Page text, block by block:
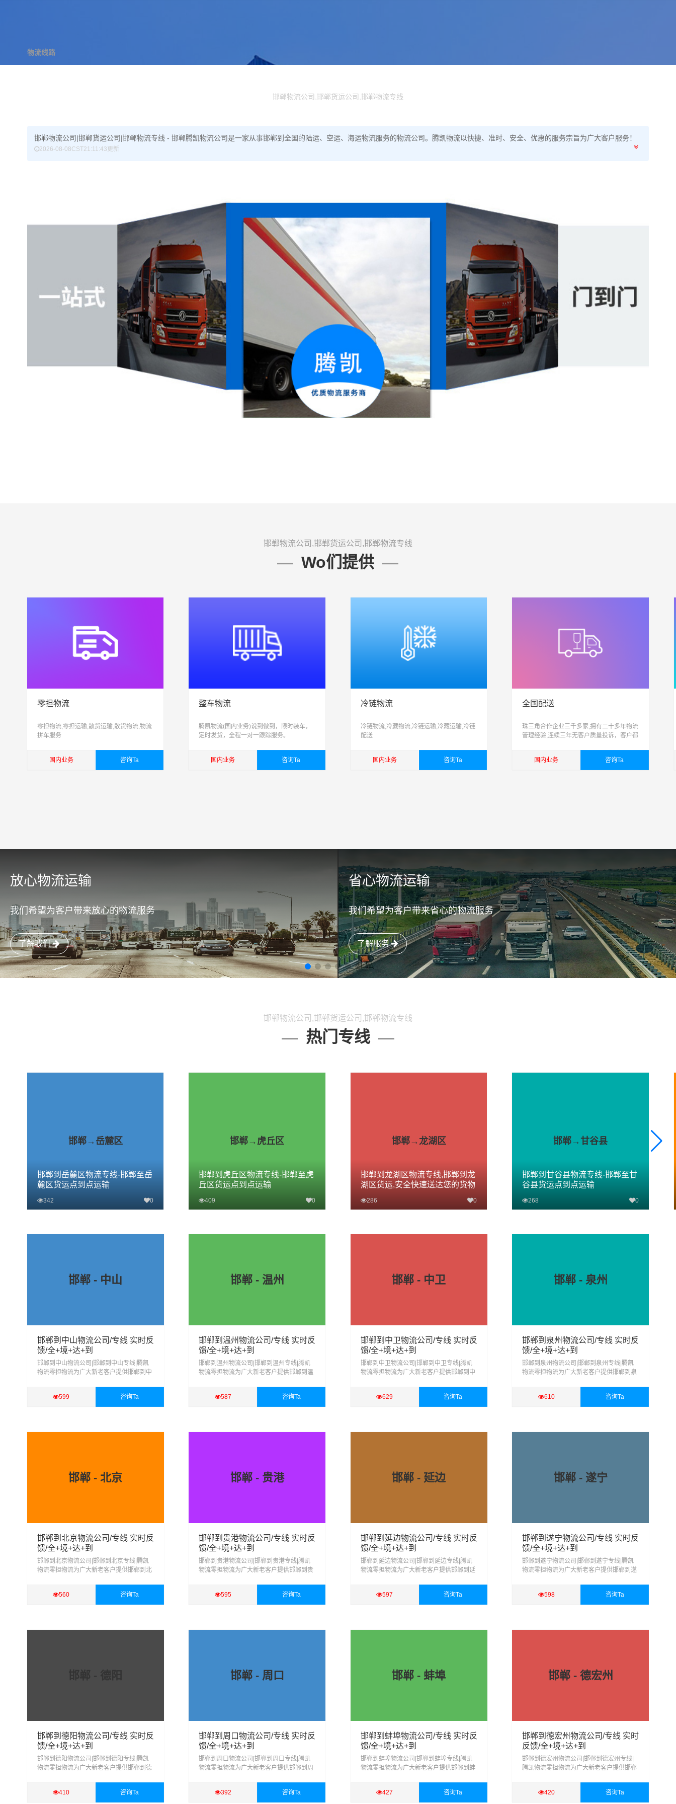
物流线路
邯郸物流公司,邯郸货运公司,邯郸物流专线
邯郸物流公司|邯郸货运公司|邯郸物流专线 - 邯郸腾凯物流公司是一家从事邯郸到全国的陆运、空运、海运物流服务的物流公司。腾凯物流以快捷、准时、安全、优惠的服务宗旨为广大客户服务！
2026-08-08CST21:11:43更新
邯郸物流公司,邯郸货运公司,邯郸物流专线
Wo们提供
零担物流
零担物流,零担运输,散货运输,散货物流,物流
拼车服务
国内业务 咨询Ta
整车物流
腾凯物流(国内业务)说到做到，限时装车，
定时发货，全程一对一跟踪服务。
国内业务 咨询Ta
冷链物流
冷链物流,冷藏物流,冷链运输,冷藏运输,冷链
配送
国内业务 咨询Ta
全国配送
珠三角合作企业三千多家,拥有二十多年物流
管理经验,连续三年无客户质量投诉，客户都
国内业务
咨询Ta
放心物流运输
我们希望为客户带来放心的物流服务
了解我们
省心物流运输
我们希望为客户带来省心的物流服务
了解服务
邯郸物流公司,邯郸货运公司,邯郸物流专线
热门专线
邯郸→岳麓区
邯郸到岳麓区物流专线-邯郸至岳
麓区货运点到点运输
342 0
邯郸→虎丘区
邯郸到虎丘区物流专线-邯郸至虎
丘区货运点到点运输
409 0
邯郸→龙湖区
邯郸到龙湖区物流专线,邯郸到龙
湖区货运,安全快速送达您的货物
286 0
邯郸→甘谷县
邯郸到甘谷县物流专线-邯郸至甘
谷县货运点到点运输
268 0
邯郸 - 中山
邯郸到中山物流公司/专线 实时反
馈/全+境+达+到
邯郸到中山物流公司|邯郸到中山专线|腾凯
物流零担物流为广大新老客户提供邯郸到中
物包装、等服务
599 咨询Ta
邯郸 - 温州
邯郸到温州物流公司/专线 实时反
馈/全+境+达+到
邯郸到温州物流公司|邯郸到温州专线|腾凯
物流零担物流为广大新老客户提供邯郸到温
物包装、等服务
587 咨询Ta
邯郸 - 中卫
邯郸到中卫物流公司/专线 实时反
馈/全+境+达+到
邯郸到中卫物流公司|邯郸到中卫专线|腾凯
物流零担物流为广大新老客户提供邯郸到中
物包装、等服务
629 咨询Ta
邯郸 - 泉州
邯郸到泉州物流公司/专线 实时反
馈/全+境+达+到
邯郸到泉州物流公司|邯郸到泉州专线|腾凯
物流零担物流为广大新老客户提供邯郸到泉
物包装、等服务
610 咨询Ta
邯郸 - 北京
邯郸到北京物流公司/专线 实时反
馈/全+境+达+到
邯郸到北京物流公司|邯郸到北京专线|腾凯
物流零担物流为广大新老客户提供邯郸到北
物包装、等服务
560 咨询Ta
邯郸 - 贵港
邯郸到贵港物流公司/专线 实时反
馈/全+境+达+到
邯郸到贵港物流公司|邯郸到贵港专线|腾凯
物流零担物流为广大新老客户提供邯郸到贵
物包装、等服务
595 咨询Ta
邯郸 - 延边
邯郸到延边物流公司/专线 实时反
馈/全+境+达+到
邯郸到延边物流公司|邯郸到延边专线|腾凯
物流零担物流为广大新老客户提供邯郸到延
物包装、等服务
597 咨询Ta
邯郸 - 遂宁
邯郸到遂宁物流公司/专线 实时反
馈/全+境+达+到
邯郸到遂宁物流公司|邯郸到遂宁专线|腾凯
物流零担物流为广大新老客户提供邯郸到遂
物包装、等服务
598 咨询Ta
邯郸 - 德阳
邯郸到德阳物流公司/专线 实时反
馈/全+境+达+到
邯郸到德阳物流公司|邯郸到德阳专线|腾凯
物流零担物流为广大新老客户提供邯郸到德
物包装、等服务
410 咨询Ta
邯郸 - 周口
邯郸到周口物流公司/专线 实时反
馈/全+境+达+到
邯郸到周口物流公司|邯郸到周口专线|腾凯
物流零担物流为广大新老客户提供邯郸到周
物包装、等服务
392 咨询Ta
邯郸 - 蚌埠
邯郸到蚌埠物流公司/专线 实时反
馈/全+境+达+到
邯郸到蚌埠物流公司|邯郸到蚌埠专线|腾凯
物流零担物流为广大新老客户提供邯郸到蚌
物包装、等服务
427 咨询Ta
邯郸 - 德宏州
邯郸到德宏州物流公司/专线 实时
反馈/全+境+达+到
邯郸到德宏州物流公司|邯郸到德宏州专线|
腾凯物流零担物流为广大新老客户提供邯郸
仓储、货物包装、等服务
420 咨询Ta